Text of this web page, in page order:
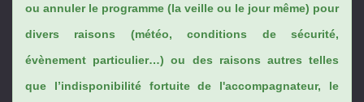
ou annuler le programme (la veille ou le jour même) pour
divers raisons (météo, conditions de sécurité,
évènement particulier…) ou des raisons autres telles
que l’indisponibilité fortuite de l'accompagnateur, le